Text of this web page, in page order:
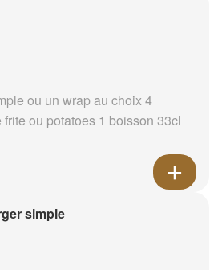
ou un wrap au choix 4
ou potatoes 1 boisson 33cl
simple